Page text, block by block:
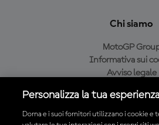
Chi siamo
MotoGP
Informativa sui
Avviso legale
Condizioni di
Personalizza la tua
Dorna e i suoi fornitori utilizzano i cookie e